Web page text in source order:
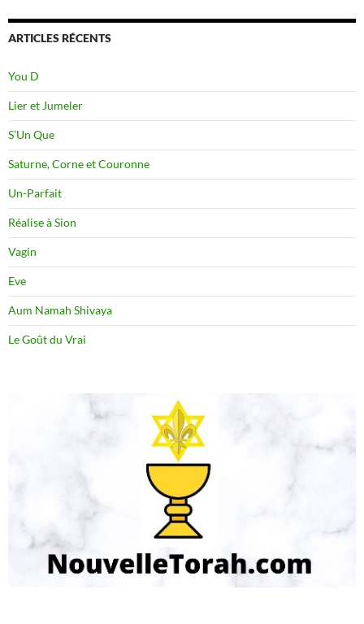
ARTICLES RÉCENTS
You D
Lier et Jumeler
S’Un Que
Saturne, Corne et Couronne
Un-Parfait
Réalise à Sion
Vagin
Eve
Aum Namah Shivaya
Le Goût du Vrai